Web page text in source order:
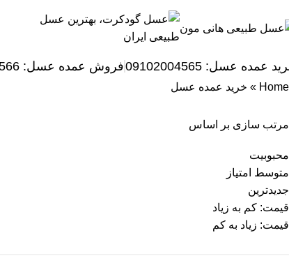
عمده عسل: 09102004565 فروش عمده عسل:
Home
» خرید عمده عسل
مرتب سازی بر اساس
محبوبیت
متوسط امتیاز
جدیدترین
قیمت: کم به زیاد
قیمت: زیاد به کم